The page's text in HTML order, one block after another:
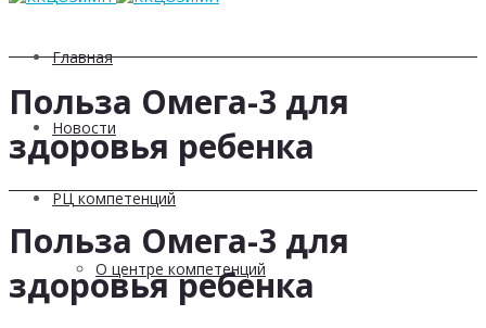
Главная
Новости
РЦ компетенций
О центре компетенций
Польза Омега-3 для
здоровья ребенка
Польза Омега-3 для
здоровья ребенка